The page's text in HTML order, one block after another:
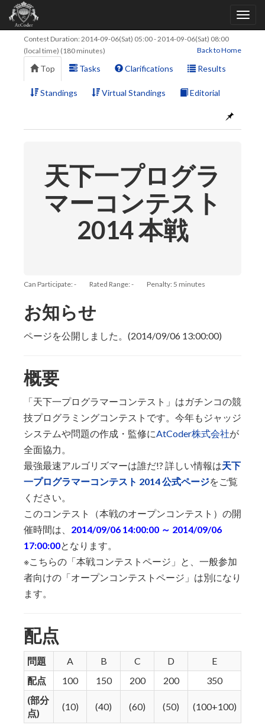
Contest Duration: 2014-09-06(Sat) 05:00-2014-09-06(Sat) 08:00
(local time) (180 minutes)
Back to Home
Top Tasks Clarifications Results
Standings Virtual Standings Editorial
天下一プログラ
マーコンテスト
2014 本戦
Can Participate: - Rated Range: - Penalty: 5 minutes
お知らせ
ページを公開しました。(2014/09/06 13:00:00)
概要
「天下一プログラマーコンテスト」はガチンコの競
技プログラミングコンテストです。今年もジャッジ
システムや問題の作成・監修にAtCoder株式会社が
全面協力。
最強最速アルゴリズマーは誰だ!? 詳しい情報は天下
一プログラマーコンテスト 2014 公式ページをご覧
ください。
このコンテスト（本戦のオープンコンテスト）の開
催時間は、 2014/09/06 14:00:00 ～ 2014/09/06
17:00:00となります。
※こちらの「本戦コンテストページ」と、一般参加
者向けの「オープンコンテストページ」は別になり
ます。
配点
問題 A B C D
E
配点
100 150 200 200
350
(部分
点)
(10) (40) (60) (50) (100+100)